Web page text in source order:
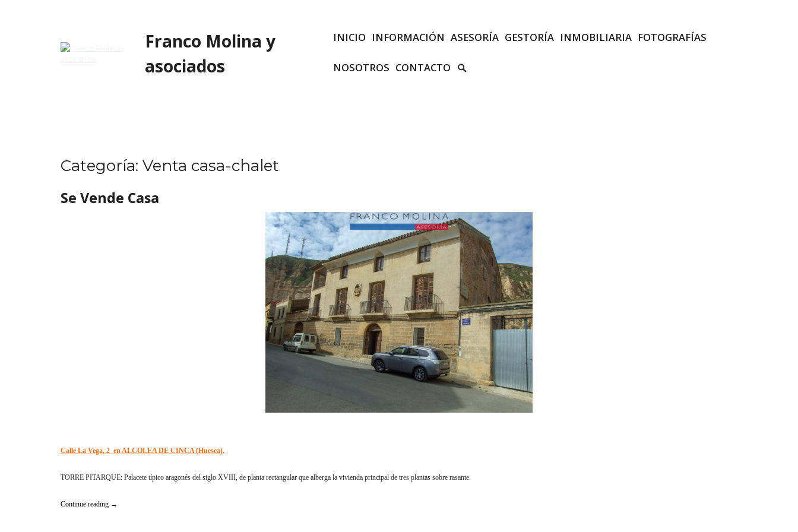
Franco Molina y
asociados
INICIO INFORMACIÓN ASESORÍA GESTORÍA INMOBILIARIA FOTOGRAFÍAS
NOSOTROS CONTACTO
Categoría: Venta casa-chalet
Se Vende Casa
Calle La Vega, 2 en ALCOLEA DE CINCA (Huesca).
TORRE PITARQUE: Palacete típico aragonés del siglo XVIII, de planta rectangular que alberga la vivienda principal de tres plantas sobre rasante.
Continue reading
«Se
→